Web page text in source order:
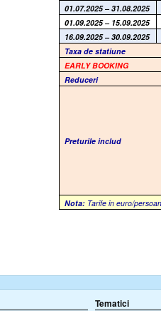
01.07.2025 – 31.08.2025
01.09.2025 – 15.09.2025
16.09.2025 – 30.09.2025
Taxa de statiune
EARLY BOOKING
Reduceri
Preturile includ
Nota: Tarife in euro/
Tematici